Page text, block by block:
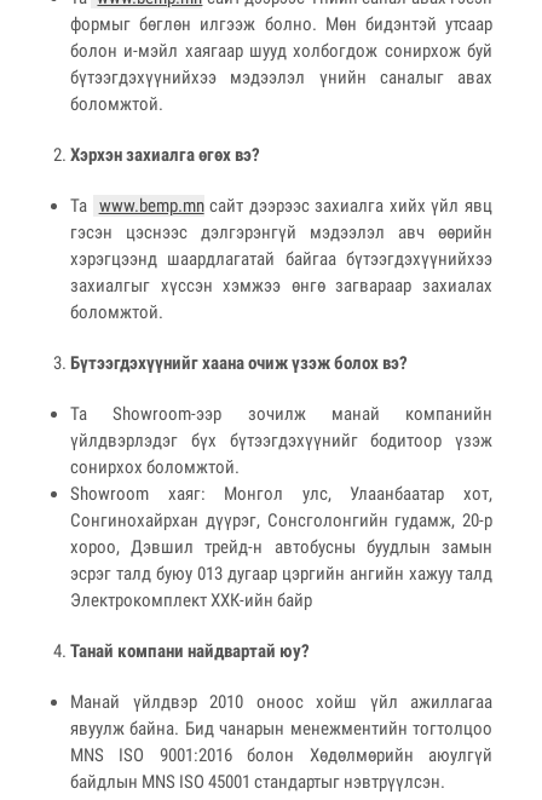
формыг бөглөн илгээж болно. Мөн бидэнтэй утсаар
болон и-мэйл хаягаар шууд холбогдож сонирхож буй
бүтээгдэхүүнийхээ мэдээлэл үнийн саналыг авах
боломжтой.
Хэрхэн захиалга өгөх вэ?
Та www.bemp.mnсайт дээрээс захиалга хийх үйл явц
гэсэн цэснээс дэлгэрэнгүй мэдээлэл авч өөрийн
хэрэгцээнд шаардлагатай байгаа бүтээгдэхүүнийхээ
захиалгыг хүссэн хэмжээ өнгө загвараар захиалах
боломжтой.
Бүтээгдэхүүнийг хаана очиж үзэж болох вэ?
Та Showroom-ээр зочилж манай компанийн
үйлдвэрлэдэг бүх бүтээгдэхүүнийг бодитоор үзэж
сонирхох боломжтой.
Showroom хаяг: Монгол улс, Улаанбаатар хот,
Сонгинохайрхан дүүрэг, Сонсголонгийн гудамж, 20-р
хороо, Дэвшил трейд-н автобусны буудлын замын
эсрэг талд буюу 013 дугаар цэргийн ангийн хажуу талд
Электрокомплект ХХК-ийн байр
Танай компани найдвартай юу?
Манай үйлдвэр 2010 оноос хойш үйл ажиллагаа
явуулж байна. Бид чанарын менежментийн тогтолцоо
MNS ISO 9001:2016 болон Хөдөлмөрийн аюулгүй
байдлын MNS ISO 45001 стандартыг нэвтрүүлсэн.